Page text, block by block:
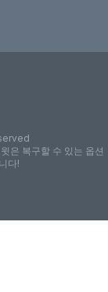
은 복구할 수 있는 옵션
다!